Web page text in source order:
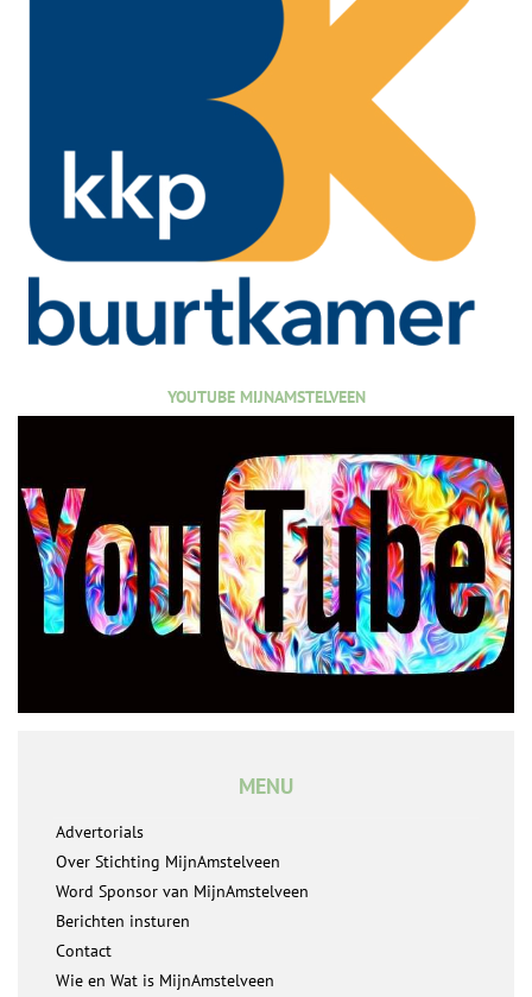
YOUTUBE MIJNAMSTELVEEN
MENU
Advertorials
Over Stichting MijnAmstelveen
Word Sponsor van MijnAmstelveen
Berichten insturen
Contact
Wie en Wat is MijnAmstelveen